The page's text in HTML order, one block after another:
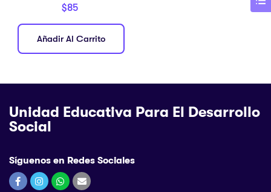
$85
Añadir Al Carrito
Unidad Educativa Para El Desarrollo
Social
Síguenos en Redes Sociales